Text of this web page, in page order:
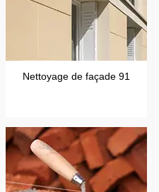
Nettoyage de façade 91